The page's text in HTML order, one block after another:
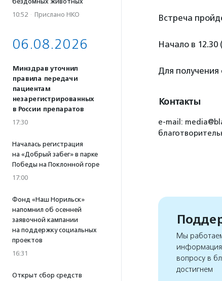
10:52 · Прислано НКО
06.08.2026
Минздрав уточнил
правила передачи
пациентам
незарегистрированных
в России препаратов
17:30
Началась регистрация
на «Добрый забег» в парке
Победы на Поклонной горе
17:00
Фонд «Наш Норильск»
напомнил об осенней
заявочной кампании
на поддержку социальных
проектов
16:31
Открыт сбор средств
Встреча
Начало в 12.30
Для
Контакты
e-mail:
Мы
вопросу в
достигнем